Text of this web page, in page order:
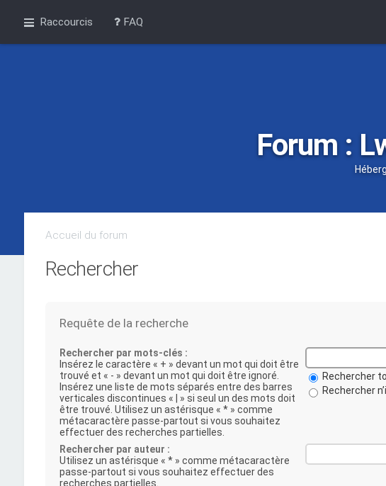
Raccourcis FAQ
Forum :
Accueil du forum
Rechercher
Requête de la recherche
Rechercher par mots-clés :
Insérez le caractère « + » devant un mot qui doit être
trouvé et « - » devant un mot qui doit être ignoré.
Insérez une liste de mots séparés entre des barres
verticales discontinues « | » si seul un des mots doit
être trouvé. Utilisez un astérisque « * » comme
métacaractère passe-partout si vous souhaitez
effectuer des recherches partielles.
Rechercher
Rechercher
Rechercher par auteur :
Utilisez un astérisque « * » comme métacaractère
passe-partout si vous souhaitez effectuer des
recherches partielles.